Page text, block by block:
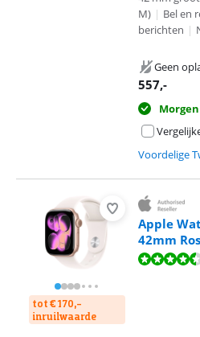
M) | Bel en
berichten |
Geen
557,-
Voordelige
tot € 170,-
inruilwaarde
Apple
42mm
Beoordeling is 9,2 van de 10,